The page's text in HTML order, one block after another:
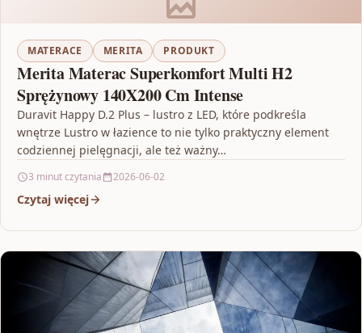
MATERACE MERITA PRODUKT
Merita Materac Superkomfort Multi H2
Sprężynowy 140X200 Cm Intense
Duravit Happy D.2 Plus – lustro z LED, które podkreśla
wnętrze Lustro w łazience to nie tylko praktyczny element
codziennej pielęgnacji, ale też ważny…
3 minut czytania 2026-06-02
Czytaj więcej